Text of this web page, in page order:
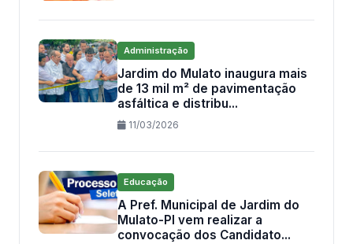
Administração
Jardim do Mulato inaugura mais
de 13 mil m² de pavimentação
asfáltica e distribu...
11/03/2026
Educação
A Pref. Municipal de Jardim do
Mulato-PI vem realizar a
convocação dos Candidato...